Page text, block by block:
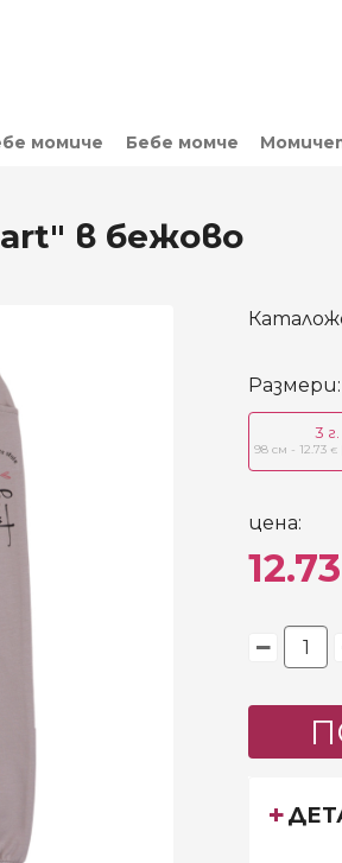
момиче Бебе момче
в бежово
цена:
12.73
Размери:
3 г.
98 см - 12.73 €